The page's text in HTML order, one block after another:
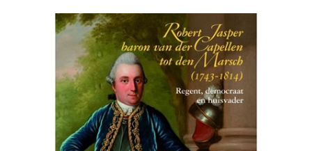
het contrast als men bedenkt dat Suriname eerst in 1975
onafhankelijk werd, terwijl Konijnenburg al in zijn manifest
duidt op het perspectief van zelfbestuur.' In:Woodbrookers
5 (2013) 10, p. 23-24.